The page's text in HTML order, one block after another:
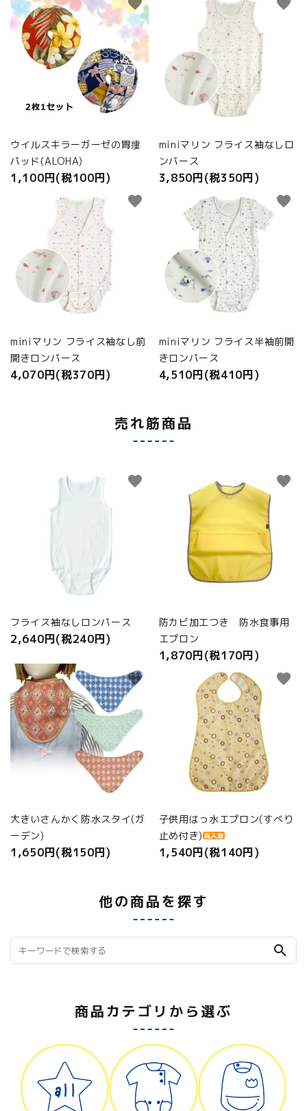
ウイルスキラーガーゼの胃瘻
パッド(ALOHA)
1,100円(税100円)
favorite
miniマリン フライス袖なしロ
ンパース
3,850円(税350円)
favorite
miniマリン フライス袖なし前
開きロンパース
4,070円(税370円)
favorite
miniマリン フライス半袖前開
きロンパース
4,510円(税410円)
favorite
売れ筋商品
フライス袖なしロンパース
2,640円(税240円)
favorite
防カビ加工つき 防水食事用
エプロン
1,870円(税170円)
favorite
大きいさんかく防水スタイ(ガ
ーデン)
1,650円(税150円)
favorite
子供用はっ水エプロン(すべり
止め付き)
1,540円(税140円)
favorite
他の商品を探す
search
商品カテゴリから選ぶ